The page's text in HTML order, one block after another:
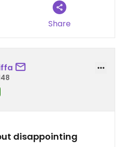
Share
disappointing